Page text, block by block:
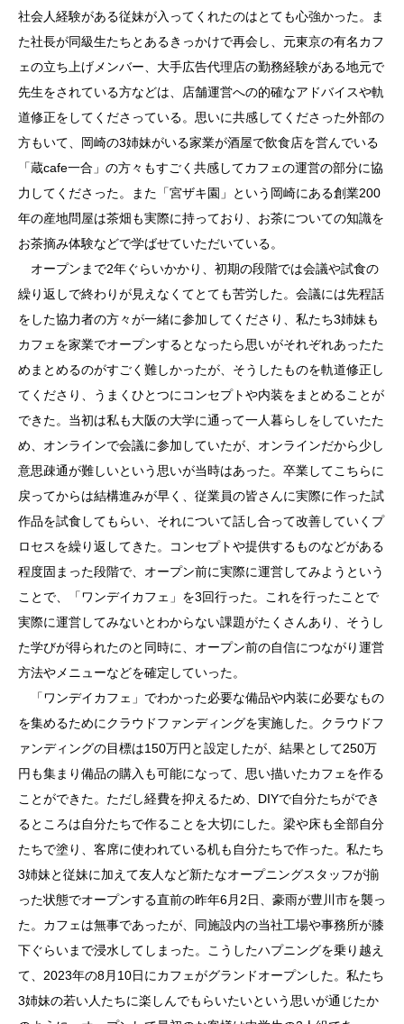
社会人経験がある従妹が入ってくれたのはとても心強かった。ま
た社長が同級生たちとあるきっかけで再会し、元東京の有名カフ
ェの立ち上げメンバー、大手広告代理店の勤務経験がある地元で
先生をされている方などは、店舗運営への的確なアドバイスや軌
道修正をしてくださっている。思いに共感してくださった外部の
方もいて、岡崎の3姉妹がいる家業が酒屋で飲食店を営んでいる
「蔵cafe一合」の方々もすごく共感してカフェの運営の部分に協
力してくださった。また「宮ザキ園」という岡崎にある創業200
年の産地問屋は茶畑も実際に持っており、お茶についての知識を
お茶摘み体験などで学ばせていただいている。
オープンまで2年ぐらいかかり、初期の段階では会議や試食の
繰り返しで終わりが見えなくてとても苦労した。会議には先程話
をした協力者の方々が一緒に参加してくださり、私たち3姉妹も
カフェを家業でオープンするとなったら思いがそれぞれあったた
めまとめるのがすごく難しかったが、そうしたものを軌道修正し
てくださり、うまくひとつにコンセプトや内装をまとめることが
できた。当初は私も大阪の大学に通って一人暮らしをしていたた
め、オンラインで会議に参加していたが、オンラインだから少し
意思疎通が難しいという思いが当時はあった。卒業してこちらに
戻ってからは結構進みが早く、従業員の皆さんに実際に作った試
作品を試食してもらい、それについて話し合って改善していくプ
ロセスを繰り返してきた。コンセプトや提供するものなどがある
程度固まった段階で、オープン前に実際に運営してみようという
ことで、「ワンデイカフェ」を3回行った。これを行ったことで
実際に運営してみないとわからない課題がたくさんあり、そうし
た学びが得られたのと同時に、オープン前の自信につながり運営
方法やメニューなどを確定していった。
「ワンデイカフェ」でわかった必要な備品や内装に必要なもの
を集めるためにクラウドファンディングを実施した。クラウドフ
ァンディングの目標は150万円と設定したが、結果として250万
円も集まり備品の購入も可能になって、思い描いたカフェを作る
ことができた。ただし経費を抑えるため、DIYで自分たちができ
るところは自分たちで作ることを大切にした。梁や床も全部自分
たちで塗り、客席に使われている机も自分たちで作った。私たち
3姉妹と従妹に加えて友人など新たなオープニングスタッフが揃
った状態でオープンする直前の昨年6月2日、豪雨が豊川市を襲っ
た。カフェは無事であったが、同施設内の当社工場や事務所が膝
下ぐらいまで浸水してしまった。こうしたハプニングを乗り越え
て、2023年の8月10日にカフェがグランドオープンした。私たち
3姉妹の若い人たちに楽しんでもらいたいという思いが通じたか